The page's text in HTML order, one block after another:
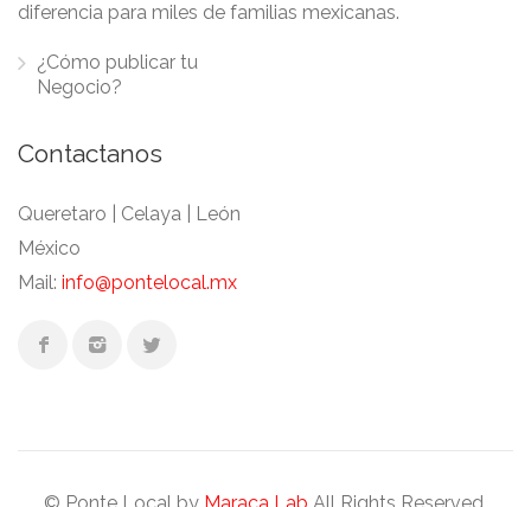
diferencia para miles de familias mexicanas.
¿Cómo publicar tu
Negocio?
Contactanos
Queretaro | Celaya | León
México
Mail: info@pontelocal.mx